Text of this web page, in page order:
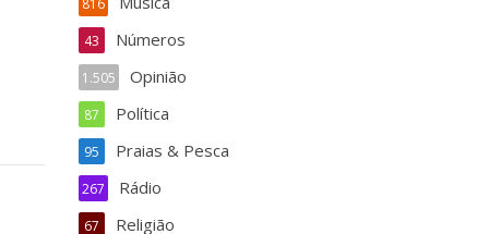
816
Números
43
Opinião
1.505
Política
87
Praias & Pesca
95
Rádio
267
Religião
67